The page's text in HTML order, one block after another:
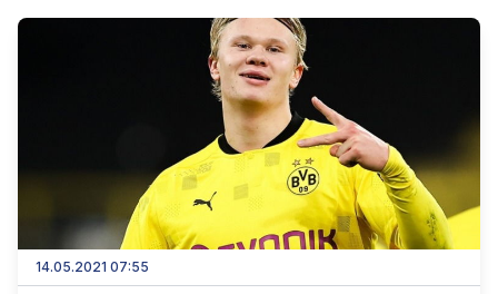
14.05.2021 07:55